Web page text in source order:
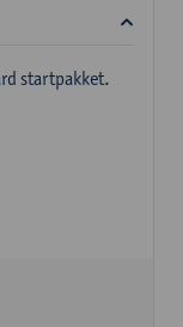
startpakket.